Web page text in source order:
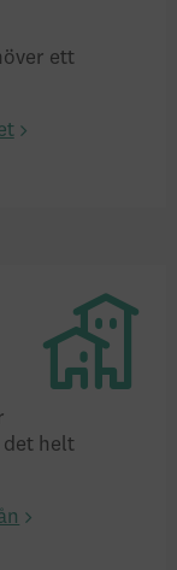
ett
det helt